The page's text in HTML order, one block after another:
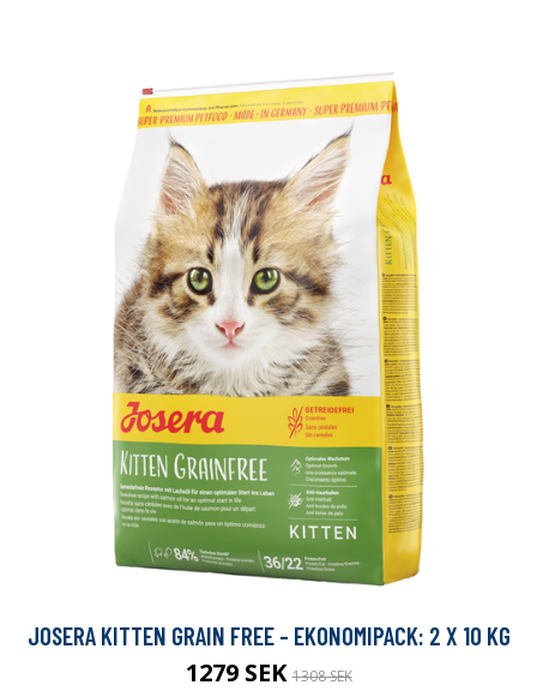
JOSERA KITTEN GRAIN FREE - EKONOMIPACK: 2 X 10 KG
1279 SEK1308 SEK